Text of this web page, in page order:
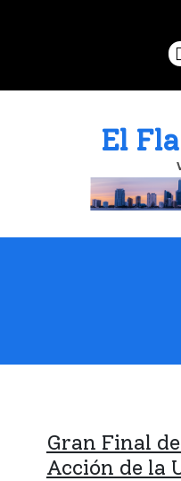
El
Gran Final
Acción de la